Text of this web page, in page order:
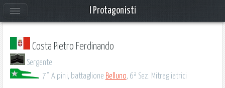
Costa Pietro Ferdinando
Sergente
7° Alpini, battaglione Belluno, 6ª Sez. Mitragliatrici
I Protagonisti